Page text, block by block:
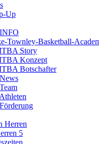
Up
Townley-Basketball-
Story
Konzept
Botschafter
Herren
5